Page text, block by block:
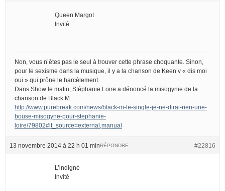
Queen Margot
Invité
Non, vous n’êtes pas le seul à trouver cette phrase choquante. Sinon,
pour le sexisme dans la musique, il y a la chanson de Keen’v « dis moi
oui » qui prône le harcèlement.
Dans Show le matin, Stéphanie Loire a dénoncé la misogynie de la
chanson de Black M.
http://www.purebreak.com/news/black-m-le-single-je-ne-dirai-rien-une-
bouse-misogyne-pour-stephanie-
loire/79802#lt_source=external,manual
13 novembre 2014 à 22 h 01 min #22816
RÉPONDRE
L’indigné
Invité